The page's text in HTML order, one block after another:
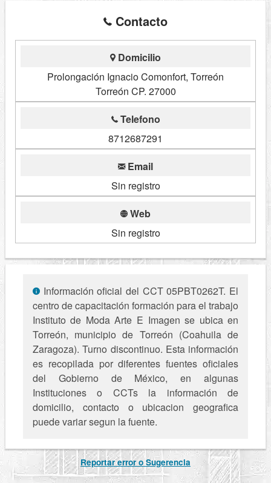
Contacto
Domicilio
Prolongación Ignacio Comonfort, Torreón
Torreón CP. 27000
Telefono
8712687291
Email
Sin registro
Web
Sin registro
Información oficial del CCT 05PBT0262T. El
centro de capacitación formación para el trabajo
Instituto de Moda Arte E Imagen se ubica en
Torreón, municipio de Torreón (Coahuila de
Zaragoza). Turno discontinuo. Esta información
es recopilada por diferentes fuentes oficiales
del Gobierno de México, en algunas
Instituciones o CCTs la información de
domicilio, contacto o ubicacion geografica
puede variar segun la fuente.
Reportar error o Sugerencia